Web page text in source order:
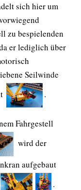
sich hier um
zu bespielenden
er lediglich über
Seilwinde
.
Fahrgestell
wird der
aufgebaut
.